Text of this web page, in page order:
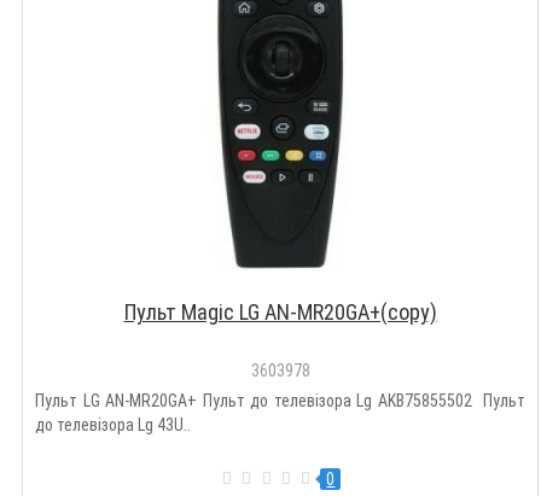
Пульт Magic LG AN-MR20GA+(copy)
3603978
Пульт LG AN-MR20GA+ Пульт до телевізора Lg AKB75855502 Пульт
до телевізора Lg 43U..
0